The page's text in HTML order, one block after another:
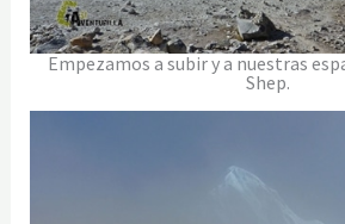
Empezamos a subir y a nuestras
Shep.